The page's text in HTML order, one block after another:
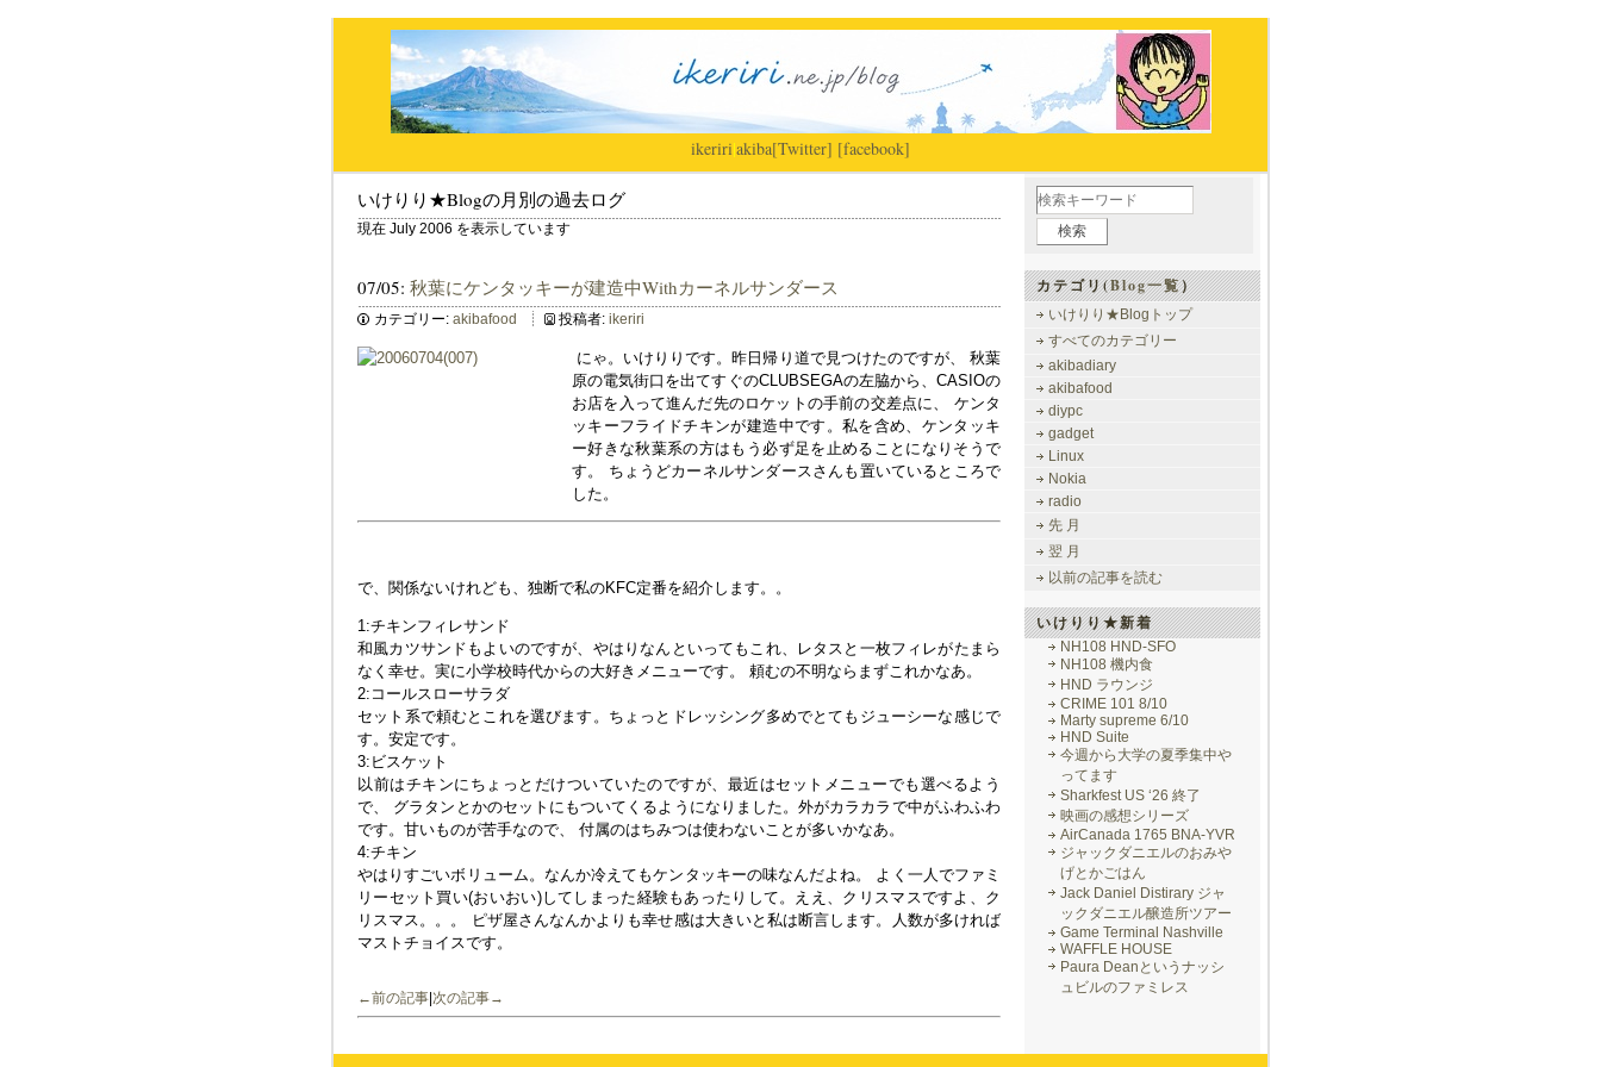
ikeriri|akiba[Twitter] [facebook]
いけりり★Blogの月別の過去ログ
現在 July 2006 を表示しています
07/05: 秋葉にケンタッキーが建造中Withカーネルサンダース
カテゴリー: akibafood 投稿者: ikeriri
にゃ。いけりりです。昨日帰り道で見つけたのですが、 秋葉
原の電気街口を出てすぐのCLUBSEGAの左脇から、CASIOの
お店を入って進んだ先のロケットの手前の交差点に、 ケンタ
ッキーフライドチキンが建造中です。私を含め、ケンタッキ
ー好きな秋葉系の方はもう必ず足を止めることになりそうで
す。 ちょうどカーネルサンダースさんも置いているところで
した。
で、関係ないけれども、独断で私のKFC定番を紹介します。。
1:チキンフィレサンド
和風カツサンドもよいのですが、やはりなんといってもこれ、レタスと一枚フィレがたまら
なく幸せ。実に小学校時代からの大好きメニューです。 頼むの不明ならまずこれかなあ。
2:コールスローサラダ
セット系で頼むとこれを選びます。ちょっとドレッシング多めでとてもジューシーな感じで
す。安定です。
3:ビスケット
以前はチキンにちょっとだけついていたのですが、最近はセットメニューでも選べるよう
で、 グラタンとかのセットにもついてくるようになりました。外がカラカラで中がふわふわ
です。甘いものが苦手なので、 付属のはちみつは使わないことが多いかなあ。
4:チキン
やはりすごいボリューム。なんか冷えてもケンタッキーの味なんだよね。 よく一人でファミ
リーセット買い(おいおい)してしまった経験もあったりして。ええ、クリスマスですよ、ク
リスマス。。。 ピザ屋さんなんかよりも幸せ感は大きいと私は断言します。人数が多ければ
マストチョイスです。
←前の記事 次の記事→
カテゴリ(Blog一覧）
いけりり★Blogトップ
すべてのカテゴリー
akibadiary
akibafood
diypc
gadget
Linux
Nokia
radio
先 月
翌 月
以前の記事を読む
いけりり★新着
NH108 HND-SFO
NH108 機内食
HND ラウンジ
CRIME 101 8/10
Marty supreme 6/10
HND Suite
今週から大学の夏季集中や
ってます
Sharkfest US ‘26 終了
映画の感想シリーズ
AirCanada 1765 BNA-YVR
ジャックダニエルのおみや
げとかごはん
Jack Daniel Distirary ジャ
ックダニエル醸造所ツアー
Game Terminal Nashville
WAFFLE HOUSE
Paura Deanというナッシ
ュビルのファミレス